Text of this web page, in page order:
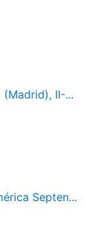
II-...
Septen...